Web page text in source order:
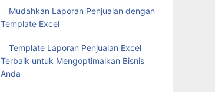
Mudahkan Laporan Penjualan dengan
Template Excel
Template Laporan Penjualan Excel
Terbaik untuk Mengoptimalkan Bisnis
Anda